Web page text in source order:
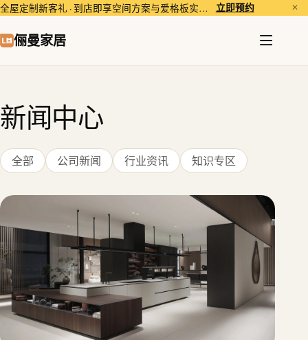
全屋定制新客礼 · 到店即享空间方案与爱格板实样体验。 立即预约 ✕
俪曼家居
新闻中心
全部 公司新闻 行业资讯 知识专区